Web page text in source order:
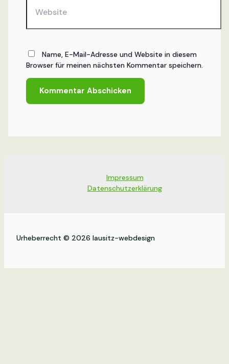
Name, E-Mail-Adresse und Website in diesem
Browser für meinen nächsten Kommentar speichern.
Impressum
Datenschutzerklärung
Urheberrecht © 2026 lausitz-webdesign